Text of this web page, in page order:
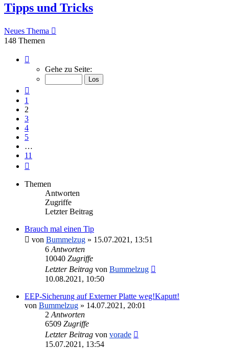
Tipps und Tricks
Neues Thema
148 Themen
von
Gehe zu Seite:
1
2
3
4
5
…
11
Themen
Antworten
Zugriffe
Letzter Beitrag
Brauch mal einen Tip
von Bummelzug » 15.07.2021, 13:51
6 Antworten
10040 Zugriffe
Letzter Beitrag von Bummelzug
10.08.2021, 10:50
EEP-Sicherung auf Externer Platte weg!Kaputt!
von Bummelzug » 14.07.2021, 20:01
2 Antworten
6509 Zugriffe
Letzter Beitrag von vorade
15.07.2021, 13:54